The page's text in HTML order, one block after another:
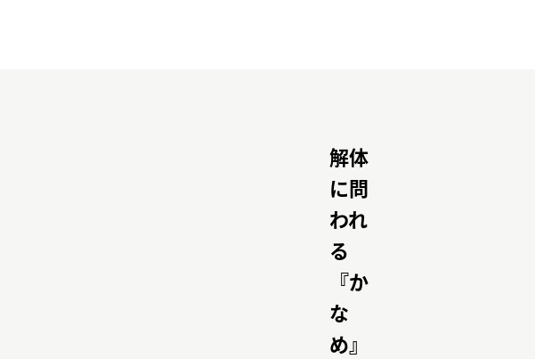
解体
に問
われ
る
『か
な
め』